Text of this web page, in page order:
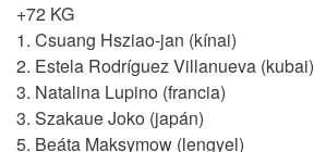
+72 KG
1. Csuang Hsziao-jan (kínai)
2. Estela Rodríguez Villanueva (kubai)
3. Natalina Lupino (francia)
3. Szakaue Joko (japán)
5. Beáta Maksymow (lengyel)